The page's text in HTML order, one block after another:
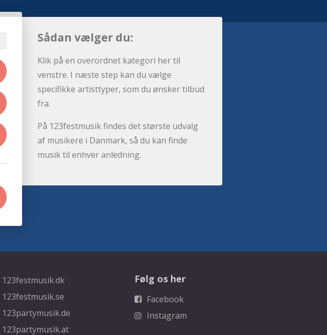
Sådan vælger du:
Klik på en overordnet kategori her til
venstre. I næste step kan du vælge
specifikke artisttyper, som du ønsker tilbud
fra.
På 123festmusik findes det største udvalg
af musikere i Danmark, så du kan finde
musik til enhver anledning.
123festmusik.dk
123festmusik.se
123partymusik.de
123partymusik.at
Følg os her
Facebook
Instagram